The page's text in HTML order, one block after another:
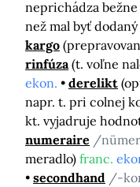
neprichádza
než mal byť
kargo
rinfúza (t. voľne
ekon.
derelikt
napr. t. pri colnej
kt. vyjadruje
numeraire /
meradlo) franc.
secondhand /-